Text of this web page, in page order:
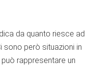
da quanto riesce ad
sono però situazioni in
può rappresentare un